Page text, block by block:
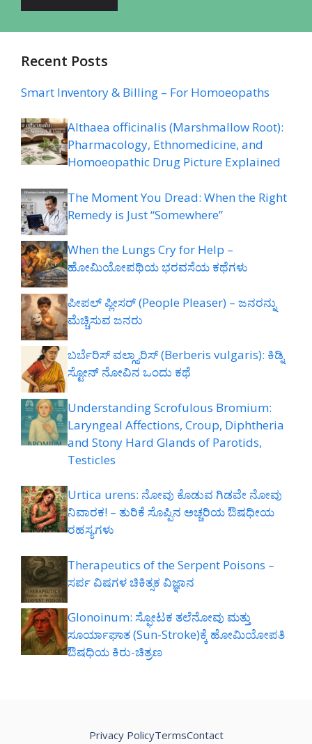
Recent Posts
Smart Inventory & Billing – For Homoeopaths
Althaea officinalis (Marshmallow Root):
Pharmacology, Ethnomedicine, and
Homoeopathic Drug Picture Explained
The Moment You Dread: When the Right
Remedy is Just “Somewhere”
When the Lungs Cry for Help –
ಹೋಮಿಯೋಪಥಿಯ ಭರವಸೆಯ ಕಥೆಗಳು
ಪೀಪಲ್ ಪ್ಲೀಸರ್ (People Pleaser) – ಜನರನ್ನು
ಮೆಚ್ಚಿಸುವ ಜನರು
ಬರ್ಬೆರಿಸ್ ವಲ್ಗ್ಯಾರಿಸ್ (Berberis vulgaris): ಕಿಡ್ನಿ
ಸ್ಟೋನ್ ನೋವಿನ ಒಂದು ಕಥೆ
Understanding Scrofulous Bromium:
Laryngeal Affections, Croup, Diphtheria
and Stony Hard Glands of Parotids,
Testicles
Urtica urens: ನೋವು ಕೊಡುವ ಗಿಡವೇ ನೋವು
ನಿವಾರಕ! – ತುರಿಕೆ ಸೊಪ್ಪಿನ ಅಚ್ಚರಿಯ ಔಷಧೀಯ
ರಹಸ್ಯಗಳು
Therapeutics of the Serpent Poisons –
ಸರ್ಪ ವಿಷಗಳ ಚಿಕಿತ್ಸಕ ವಿಜ್ಞಾನ
Glonoinum: ಸ್ಫೋಟಕ ತಲೆನೋವು ಮತ್ತು
ಸೂರ್ಯಾಘಾತ (Sun-Stroke)ಕ್ಕೆ ಹೋಮಿಯೋಪತಿ
ಔಷಧಿಯ ಕಿರು-ಚಿತ್ರಣ
Privacy PolicyTermsContact